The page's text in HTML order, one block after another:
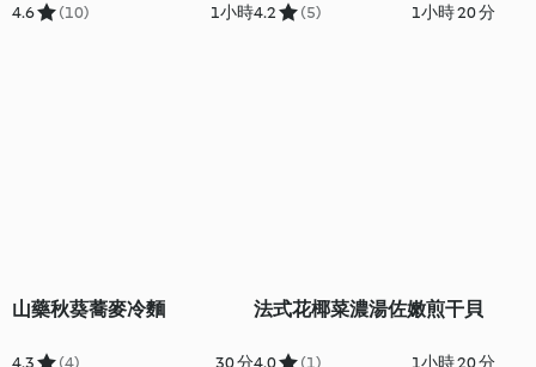
4.6 (10) 1小時4.2 (5) 1小時 20 分
山藥秋葵蕎麥冷麵 法式花椰菜濃湯佐嫩煎干貝